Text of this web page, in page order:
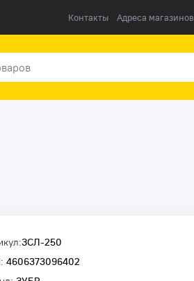
Контакты Адреса магазинов
ЗСЛ-250
4606373096402